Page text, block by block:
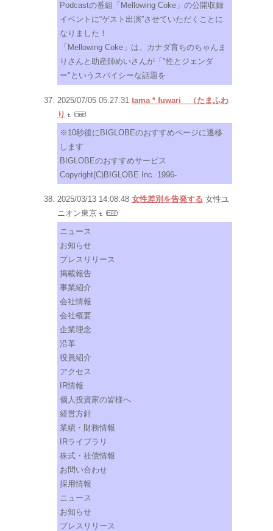
Podcastの番組「Mellowing Coke」の公開収録
イベントに“ゲスト出演”させていただくことに
なりました！
「Mellowing Coke」は、カナダ育ちのちゃんま
りさんと助産師めいさんが「"性とジェンダ
ー"というスパイシーな話題を
2025/07/05 05:27:31 tama * fuwari （たまふわ
り
※10秒後にBIGLOBEのおすすめページに遷移
します
BIGLOBEのおすすめサービス
Copyright(C)BIGLOBE Inc. 1996-
2025/03/13 14:08:48 女性差別を告発する 女性ユ
ニオン東京
ニュース
お知らせ
プレスリリース
掲載報告
事業紹介
会社情報
会社概要
企業理念
沿革
役員紹介
アクセス
IR情報
個人投資家の皆様へ
経営方針
業績・財務情報
IRライブラリ
株式・社債情報
お問い合わせ
採用情報
ニュース
お知らせ
プレスリリース